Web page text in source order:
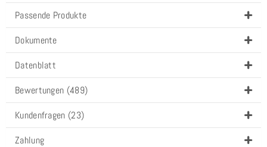
Passende Produkte
Dokumente
Datenblatt
Bewertungen (489)
Kundenfragen (23)
Zahlung